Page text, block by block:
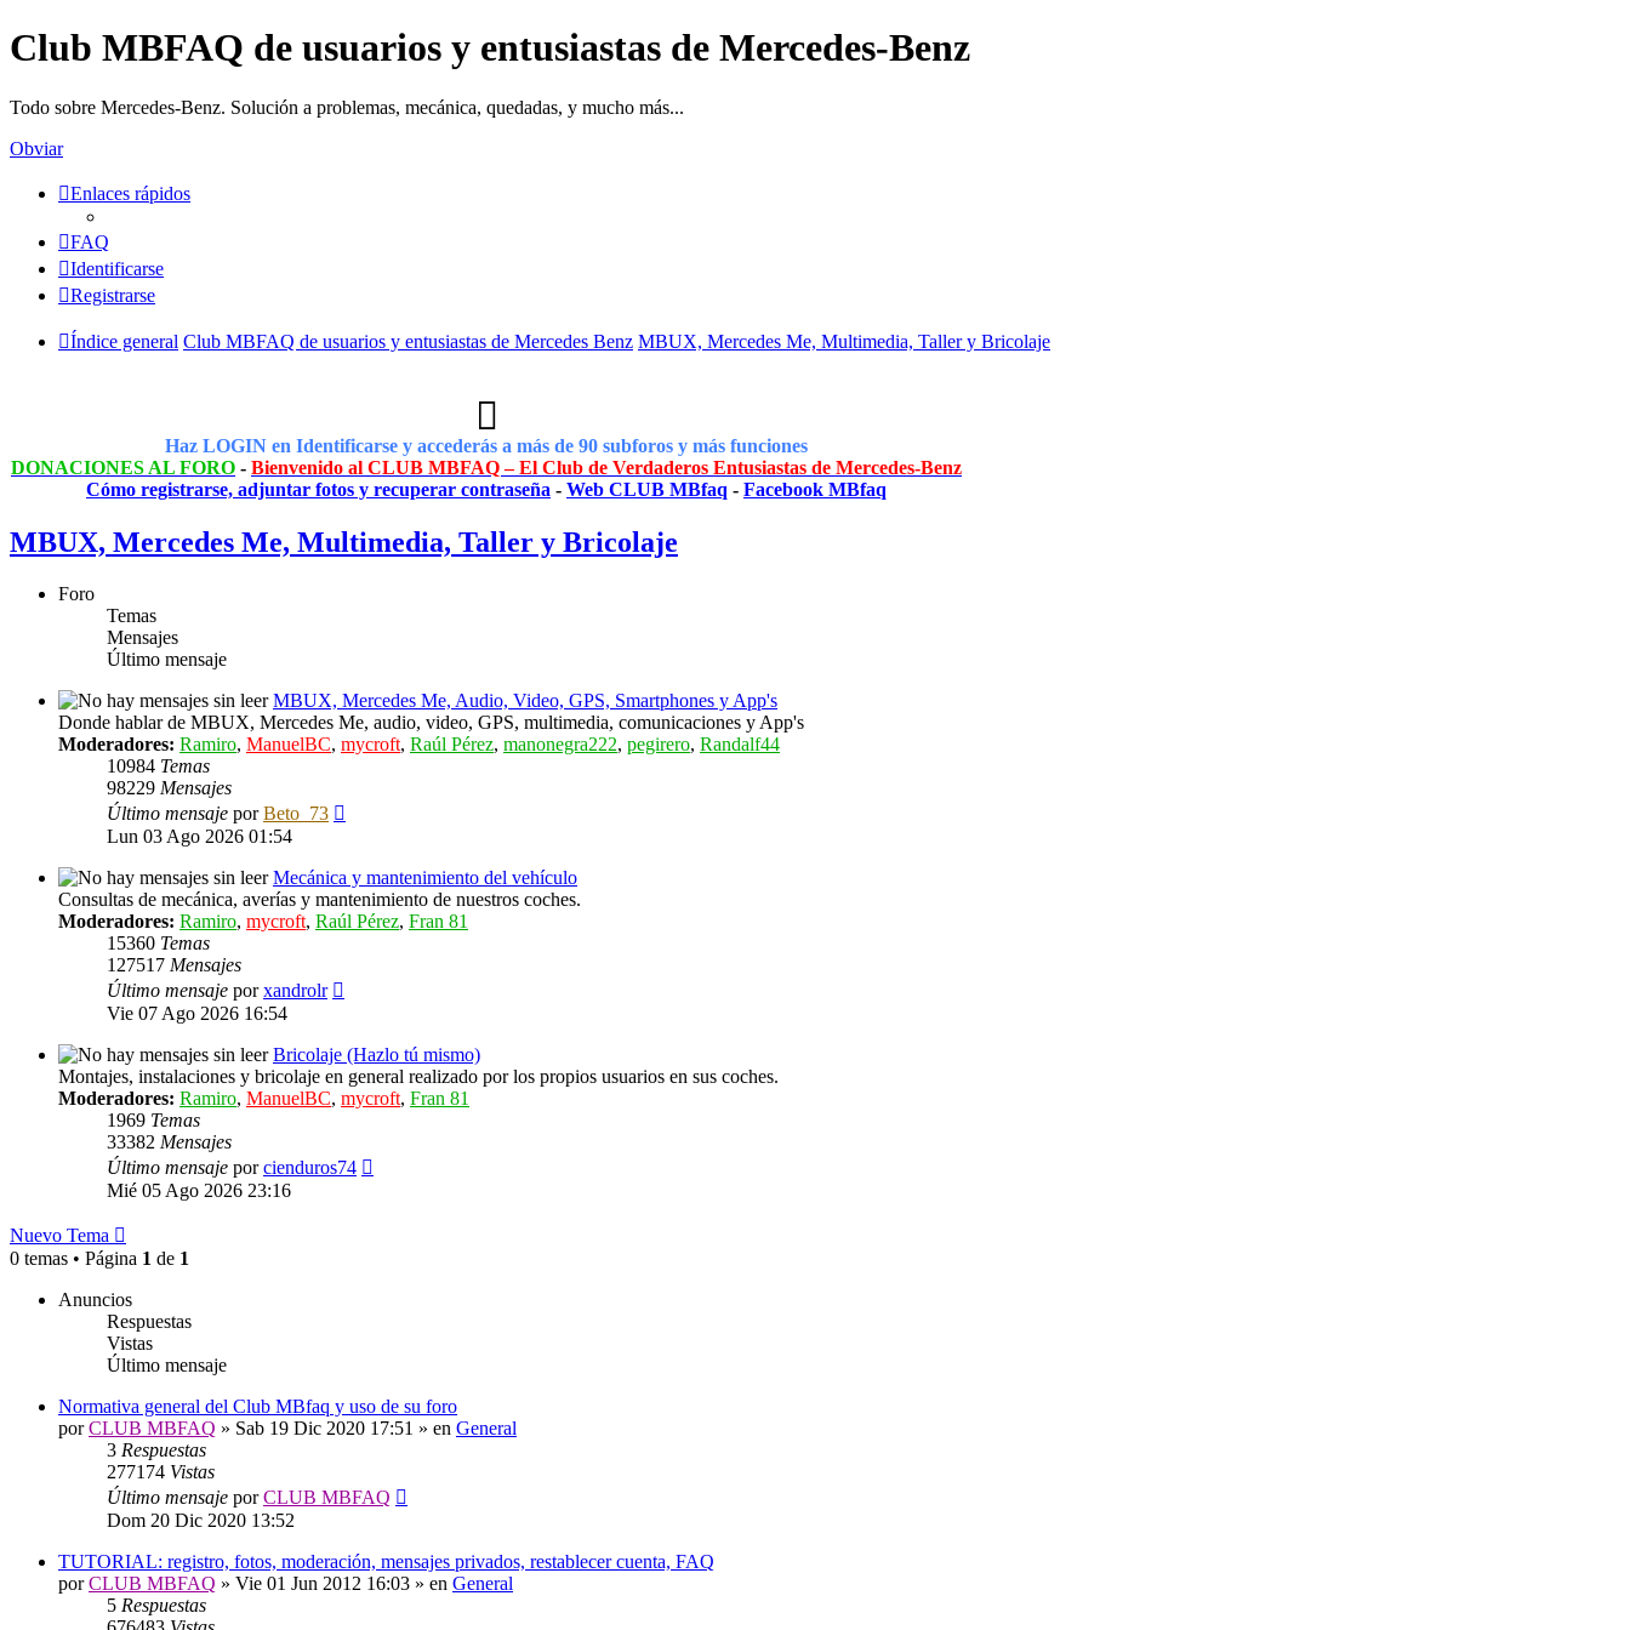
Club MBFAQ de usuarios y entusiastas de Mercedes-Benz
Todo sobre Mercedes-Benz. Solución a problemas, mecánica, quedadas, y mucho más...
Obviar
Enlaces rápidos
FAQ
Identificarse
Registrarse
Índice general Club MBFAQ de usuarios y entusiastas de Mercedes Benz MBUX, Mercedes Me, Multimedia, Taller y Bricolaje
Haz LOGIN en Identificarse y accederás a más de 90 subforos y más funciones
DONACIONES AL FORO - Bienvenido al CLUB MBFAQ – El Club de Verdaderos Entusiastas de Mercedes-Benz
Cómo registrarse, adjuntar fotos y recuperar contraseña - Web CLUB MBfaq - Facebook MBfaq
MBUX, Mercedes Me, Multimedia, Taller y Bricolaje
Foro
Temas
Mensajes
Último mensaje
MBUX, Mercedes Me, Audio, Video, GPS, Smartphones y App's
Donde hablar de MBUX, Mercedes Me, audio, video, GPS, multimedia, comunicaciones y App's
Moderadores: Ramiro, ManuelBC, mycroft, Raúl Pérez, manonegra222, pegirero, Randalf44
10984 Temas
98229 Mensajes
Último mensaje porBeto_73
Lun 03 Ago 2026 01:54
Mecánica y mantenimiento del vehículo
Consultas de mecánica, averías y mantenimiento de nuestros coches.
Moderadores: Ramiro, mycroft, Raúl Pérez, Fran 81
15360 Temas
127517 Mensajes
Último mensaje porxandrolr
Vie 07 Ago 2026 16:54
Bricolaje (Hazlo tú mismo)
Montajes, instalaciones y bricolaje en general realizado por los propios usuarios en sus coches.
Moderadores: Ramiro, ManuelBC, mycroft, Fran 81
1969 Temas
33382 Mensajes
Último mensaje porcienduros74
Mié 05 Ago 2026 23:16
Nuevo Tema
0 temas • Página 1 de 1
Anuncios
Respuestas
Vistas
Último mensaje
Normativa general del Club MBfaq y uso de su foro
porCLUB MBFAQ » Sab 19 Dic 2020 17:51 » en General
3 Respuestas
277174 Vistas
Último mensaje porCLUB MBFAQ
Dom 20 Dic 2020 13:52
TUTORIAL: registro, fotos, moderación, mensajes privados, restablecer cuenta, FAQ
porCLUB MBFAQ » Vie 01 Jun 2012 16:03 » en General
5 Respuestas